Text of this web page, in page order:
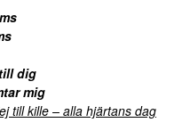
dig
mig
till kille – alla hjärtans dag